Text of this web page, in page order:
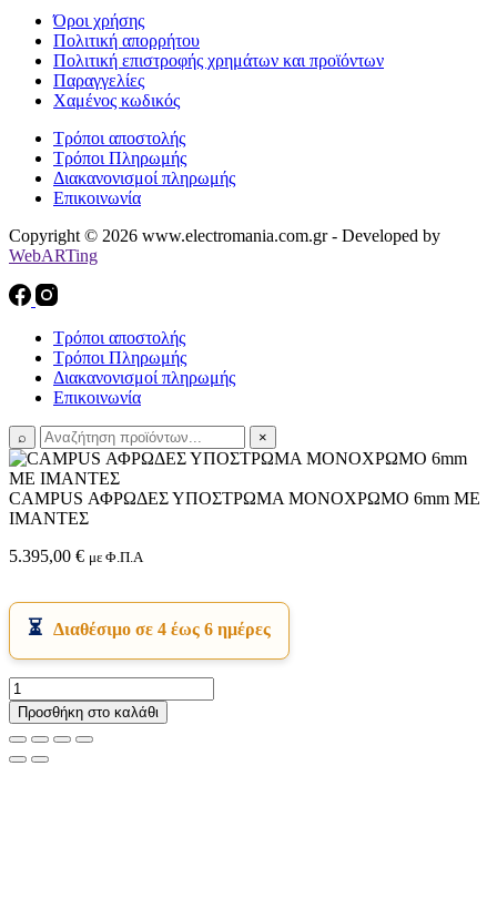
Όροι χρήσης
Πολιτική απορρήτου
Πολιτική επιστροφής χρημάτων και προϊόντων
Παραγγελίες
Χαμένος κωδικός
Τρόποι αποστολής
Τρόποι Πληρωμής
Διακανονισμοί πληρωμής
Επικοινωνία
Copyright © 2026 www.electromania.com.gr - Developed by
WebARTing
Τρόποι αποστολής
Τρόποι Πληρωμής
Διακανονισμοί πληρωμής
Επικοινωνία
⌕ ×
CAMPUS ΑΦΡΩΔΕΣ ΥΠΟΣΤΡΩΜΑ ΜΟΝΟΧΡΩΜΟ 6mm ΜΕ
ΙΜΑΝΤΕΣ
5.395,00 € με Φ.Π.Α
Διαθέσιμο σε 4 έως 6 ημέρες
CAMPUS
ΑΦΡΩΔΕΣ
ΥΠΟΣΤΡΩΜΑ
ΜΟΝΟΧΡΩΜΟ
6mm
Προσθήκη στο καλάθι